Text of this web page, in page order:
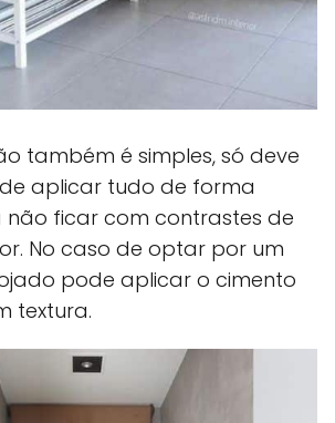
também é simples, só deve
aplicar tudo de forma
ficar com contrastes de
No caso de optar por um
pode aplicar o cimento
textura.